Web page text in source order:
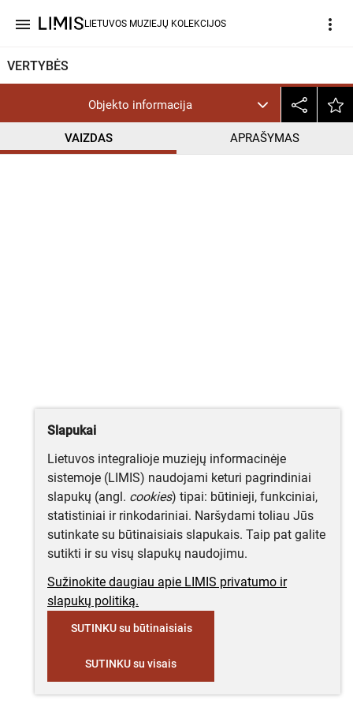
menu LIETUVOS MUZIEJŲ KOLEKCIJOS more_vert
VERTYBĖS
Objekto informacija
VAIZDAS APRAŠYMAS
Slapukai
Lietuvos integralioje muziejų informacinėje
sistemoje (LIMIS) naudojami keturi pagrindiniai
slapukų (angl. cookies) tipai: būtinieji, funkciniai,
statistiniai ir rinkodariniai. Naršydami toliau Jūs
sutinkate su būtinaisiais slapukais. Taip pat galite
sutikti ir su visų slapukų naudojimu.
Sužinokite daugiau apie LIMIS privatumo ir
slapukų politiką.
SUTINKU su būtinaisiais
SUTINKU su visais